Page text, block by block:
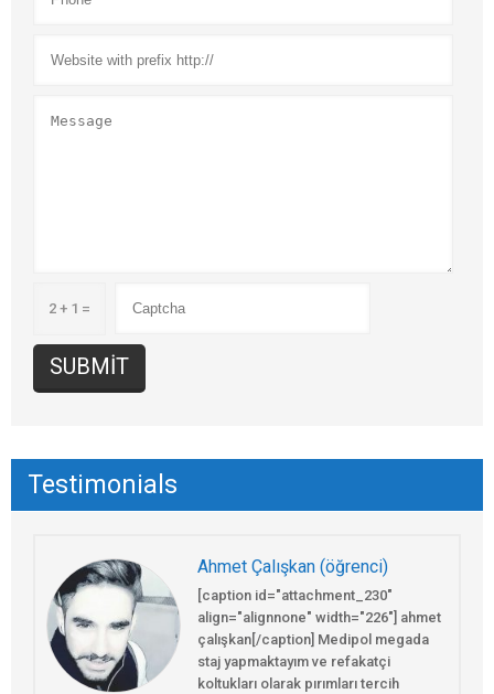
2 + 1 =
Testimonials
Ahmet Çalışkan (öğrenci)
[caption id="attachment_230"
align="alignnone" width="226"] ahmet
çalışkan[/caption] Medipol megada
staj yapmaktayım ve refakatçi
koltukları olarak pırımları tercih